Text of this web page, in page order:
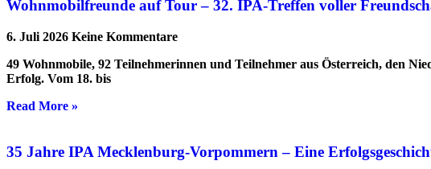
Wohnmobilfreunde auf Tour – 32. IPA-Treffen voller
6. Juli 2026 Keine Kommentare
49 Wohnmobile, 92 Teilnehmerinnen und Teilnehmer aus Österreich, den
Erfolg. Vom 18. bis
Read More »
35 Jahre IPA Mecklenburg-Vorpommern – Eine